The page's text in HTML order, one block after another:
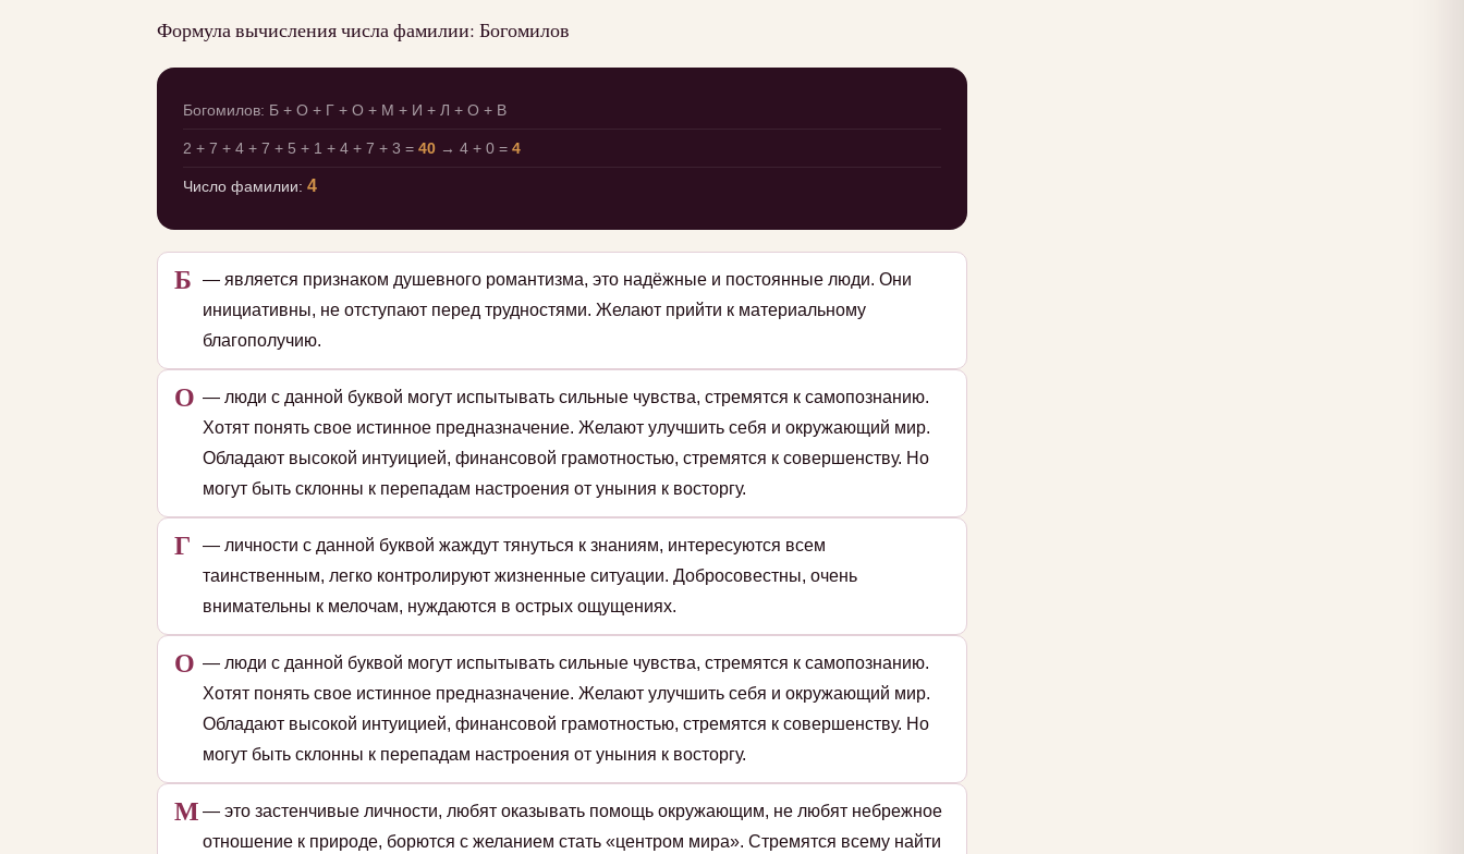
Формула вычисления числа фамилии: Богомилов
Богомилов: Б + О + Г + О + М + И + Л + О + В
2 + 7 + 4 + 7 + 5 + 1 + 4 + 7 + 3 = 40 → 4 + 0 = 4
Число фамилии: 4
Б
— является признаком душевного романтизма, это надёжные и постоянные люди. Они
инициативны, не отступают перед трудностями. Желают прийти к материальному
благополучию.
О — люди с данной буквой могут испытывать сильные чувства, стремятся к самопознанию.
Хотят понять свое истинное предназначение. Желают улучшить себя и окружающий мир.
Обладают высокой интуицией, финансовой грамотностью, стремятся к совершенству. Но
могут быть склонны к перепадам настроения от уныния к восторгу.
Г
— личности с данной буквой жаждут тянуться к знаниям, интересуются всем
таинственным, легко контролируют жизненные ситуации. Добросовестны, очень
внимательны к мелочам, нуждаются в острых ощущениях.
О — люди с данной буквой могут испытывать сильные чувства, стремятся к самопознанию.
Хотят понять свое истинное предназначение. Желают улучшить себя и окружающий мир.
Обладают высокой интуицией, финансовой грамотностью, стремятся к совершенству. Но
могут быть склонны к перепадам настроения от уныния к восторгу.
М — это застенчивые личности, любят оказывать помощь окружающим, не любят небрежное
отношение к природе, борются с желанием стать «центром мира». Стремятся всему найти